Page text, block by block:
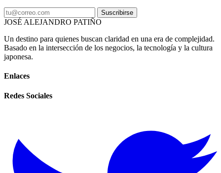
Suscribirse
JOSÉ ALEJANDRO PATIÑO
Un destino para quienes buscan claridad en una era de complejidad.
Basado en la intersección de los negocios, la tecnología y la cultura
japonesa.
Enlaces
Redes Sociales